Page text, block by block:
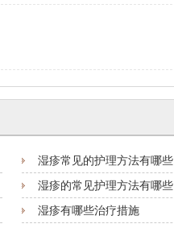
湿疹常见的护理方法有哪些
湿疹的常见护理方法有哪些
湿疹有哪些治疗措施